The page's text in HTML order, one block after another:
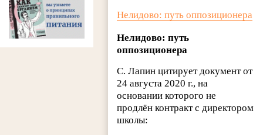
Нелидово: путь оппозиционера
Нелидово: путь
оппозиционера
С. Лапин цитирует документ от
24 августа 2020 г., на
основании которого не
продлён контракт с директором
школы: